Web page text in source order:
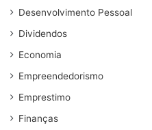
Desenvolvimento Pessoal
Dividendos
Economia
Empreendedorismo
Emprestimo
Finanças